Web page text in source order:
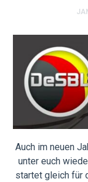
Auch im neuen
unter euch
startet gleich für